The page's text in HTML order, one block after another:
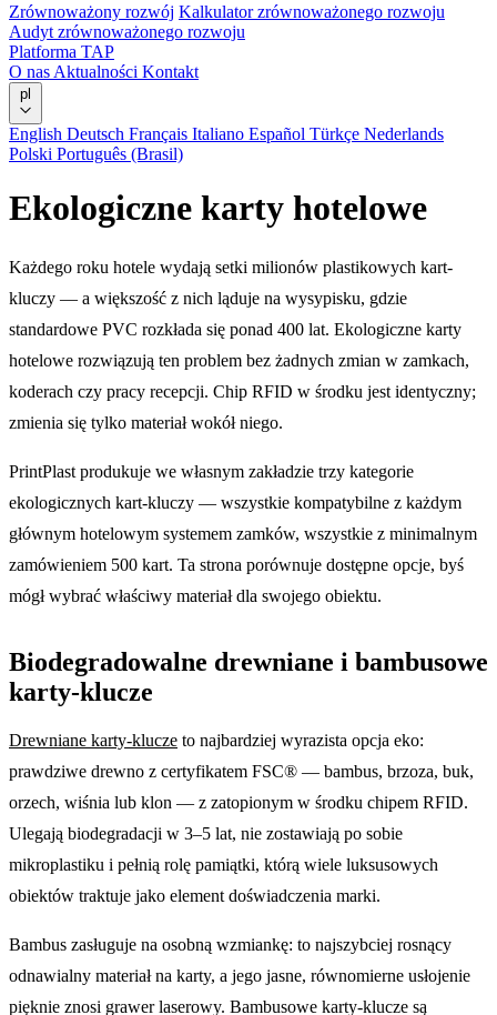
Zrównoważony rozwój Kalkulator zrównoważonego rozwoju
Audyt zrównoważonego rozwoju
Platforma TAP
O nas Aktualności Kontakt
pl
English Deutsch Français Italiano Español Türkçe Nederlands
Polski Português (Brasil)
Ekologiczne karty hotelowe
Każdego roku hotele wydają setki milionów plastikowych kart-
kluczy — a większość z nich ląduje na wysypisku, gdzie
standardowe PVC rozkłada się ponad 400 lat. Ekologiczne karty
hotelowe rozwiązują ten problem bez żadnych zmian w zamkach,
koderach czy pracy recepcji. Chip RFID w środku jest identyczny;
zmienia się tylko materiał wokół niego.
PrintPlast produkuje we własnym zakładzie trzy kategorie
ekologicznych kart-kluczy — wszystkie kompatybilne z każdym
głównym hotelowym systemem zamków, wszystkie z minimalnym
zamówieniem 500 kart. Ta strona porównuje dostępne opcje, byś
mógł wybrać właściwy materiał dla swojego obiektu.
Biodegradowalne drewniane i bambusowe
karty-klucze
Drewniane karty-klucze to najbardziej wyrazista opcja eko:
prawdziwe drewno z certyfikatem FSC® — bambus, brzoza, buk,
orzech, wiśnia lub klon — z zatopionym w środku chipem RFID.
Ulegają biodegradacji w 3–5 lat, nie zostawiają po sobie
mikroplastiku i pełnią rolę pamiątki, którą wiele luksusowych
obiektów traktuje jako element doświadczenia marki.
Bambus zasługuje na osobną wzmiankę: to najszybciej rosnący
odnawialny materiał na karty, a jego jasne, równomierne usłojenie
pięknie znosi grawer laserowy. Bambusowe karty-klucze są